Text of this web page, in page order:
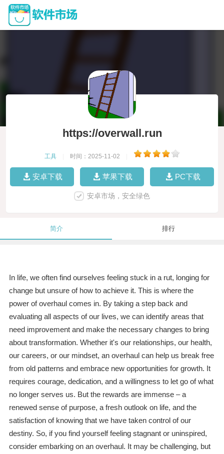
https://overwall.run
工具 时间：2025-11-02
安卓下载 苹果下载 PC下载
安卓市场，安全绿色
简介 排行
In life, we often find ourselves feeling stuck in a rut, longing for
change but unsure of how to achieve it. This is where the
power of overhaul comes in. By taking a step back and
evaluating all aspects of our lives, we can identify areas that
need improvement and make the necessary changes to bring
about transformation. Whether it's our relationships, our health,
our careers, or our mindset, an overhaul can help us break free
from old patterns and embrace new opportunities for growth. It
requires courage, dedication, and a willingness to let go of what
no longer serves us. But the rewards are immense – a
renewed sense of purpose, a fresh outlook on life, and the
satisfaction of knowing that we have taken control of our
destiny. So, if you find yourself feeling stagnant or uninspired,
consider embarking on an overhaul. It may be challenging, but